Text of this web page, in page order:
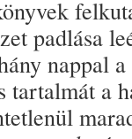
padlása
nappal
tartal­mát a